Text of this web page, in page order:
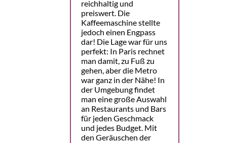
reichhaltig und
preiswert. Die
Kaffeemaschine stellte
jedoch einen Engpass
dar! Die Lage war für uns
perfekt: In Paris rechnet
man damit, zu Fuß zu
gehen, aber die Metro
war ganz in der Nähe! In
der Umgebung findet
man eine große Auswahl
an Restaurants und Bars
für jeden Geschmack
und jedes Budget. Mit
den Geräuschen der